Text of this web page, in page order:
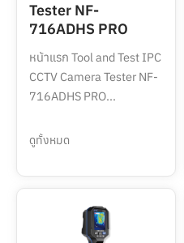
Tester NF-
716ADHS PRO
หน้าแรก Tool and Test IPC
CCTV Camera Tester NF-
716ADHS PRO...
ดูทั้งหมด